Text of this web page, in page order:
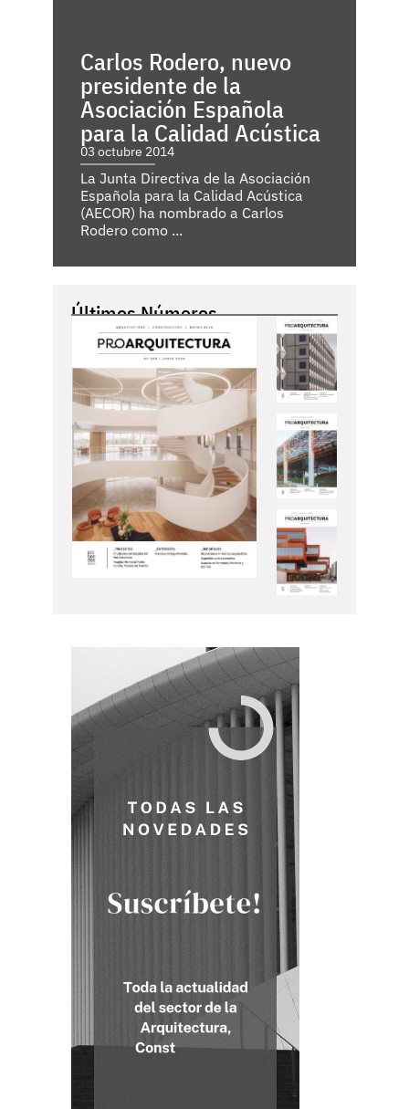
Carlos Rodero, nuevo
presidente de la
Asociación Española
para la Calidad Acústica
03 octubre 2014
La Junta Directiva de la Asociación
Española para la Calidad Acústica
(AECOR) ha nombrado a Carlos
Rodero como ...
Últimos Números